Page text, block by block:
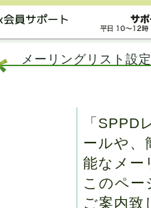
メーリングリスト設定
「SPPD
ールや、
能なメー
このペー
ご案内致